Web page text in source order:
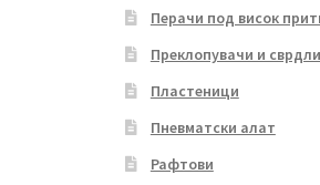
Перачи под висок
Преклопувачи и сврдли
Пластеници
Пневматски алат
Рафтови